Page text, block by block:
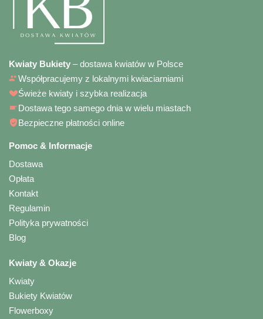
Kwiaty Bukiety – dostawa kwiatów w Polsce
Współpracujemy z lokalnymi kwiaciarniami
Świeże kwiaty i szybka realizacja
Dostawa tego samego dnia w wielu miastach
Bezpieczne płatności online
Pomoc & Informacje
Dostawa
Opłata
Kontakt
Regulamin
Polityka prywatności
Blog
Kwiaty & Okazje
Kwiaty
Bukiety Kwiatów
Flowerboxy